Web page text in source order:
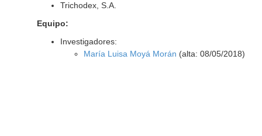
Trichodex, S.A.
Equipo:
Investigadores:
María Luisa Moyá Morán (alta: 08/05/2018)